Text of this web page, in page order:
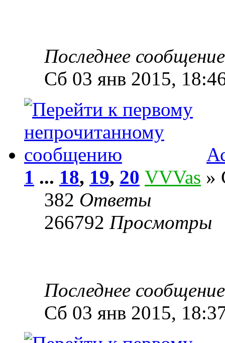
Последнее
Сб 03 янв 2015,
1 ... 18, 19, 20 VVVas »
382 Ответы
266792 Просмотры
Последнее
Сб 03 янв 2015,